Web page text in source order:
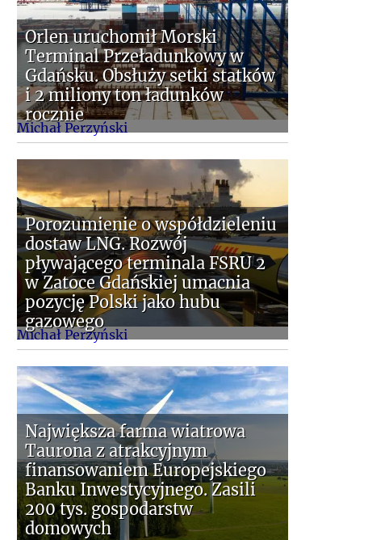
Michał Perzyński
Orlen uruchomił Morski
Terminal Przeładunkowy w
Gdańsku. Obsłuży setki statków
i 2 miliony ton ładunków
rocznie
Michał Perzyński
Porozumienie o współdzieleniu
dostaw LNG. Rozwój
pływającego terminala FSRU 2
w Zatoce Gdańskiej umacnia
pozycję Polski jako hubu
gazowego
Największa farma wiatrowa
Taurona z atrakcyjnym
finansowaniem Europejskiego
Banku Inwestycyjnego. Zasili
200 tys. gospodarstw
domowych